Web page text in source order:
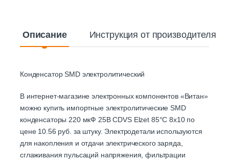
Описание Инструкция от производителя
Конденсатор SMD электролитический
В интернет-магазине электронных компонентов «Витан»
можно купить импортные электролитические SMD
конденсаторы 220 мкФ 25В CDVS Elzet 85°C 8х10 по
цене 10.56 руб. за штуку. Электродетали используются
для накопления и отдачи электрического заряда,
сглаживания пульсаций напряжения, фильтрации